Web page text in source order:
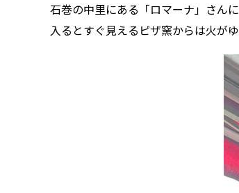
石巻の中里にある「ロマーナ」さんに
入るとすぐ見えるピザ窯からは火が